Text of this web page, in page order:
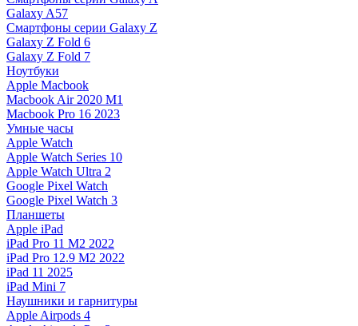
Galaxy A57
Смартфоны серии Galaxy Z
Galaxy Z Fold 6
Galaxy Z Fold 7
Ноутбуки
Apple Macbook
Macbook Air 2020 M1
Macbook Pro 16 2023
Умные часы
Apple Watch
Apple Watch Series 10
Apple Watch Ultra 2
Google Pixel Watch
Google Pixel Watch 3
Планшеты
Apple iPad
iPad Pro 11 M2 2022
iPad Pro 12.9 M2 2022
iPad 11 2025
iPad Mini 7
Наушники и гарнитуры
Apple Airpods 4